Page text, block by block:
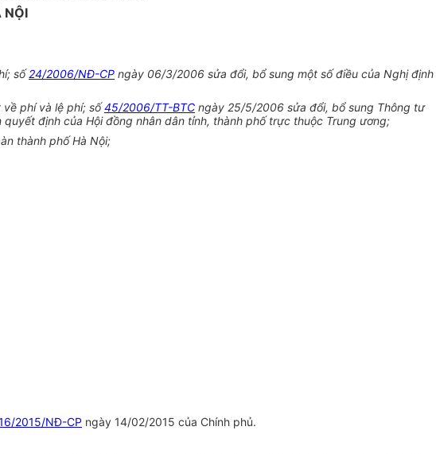
NỘI
số24/2006/NĐ-CP ngày 06/3/2006 sửa đổi, bổ sung một số điều của Nghị định
phí và lệ phí; số45/2006/TT-BTC ngày 25/5/2006 sửa đổi, bổ sung Thông tư
định của Hội đồng nhân dân tỉnh, thành phố trực thuộc Trung ương;
thành phố Hà Nội;
2015/NĐ-CP ngày 14/02/2015 của Chính phủ.